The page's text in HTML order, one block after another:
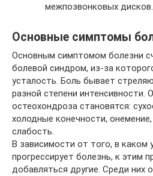
межпозвонковых дисков.
Основные симптомы
Основным симптомом болезни
болевой синдром, из-за
усталость. Боль бывает
разной степени
остеохондроза становятся:
холодные конечности,
слабость.
В зависимости от того, в каком
прогрессирует болезнь, к этим
добавляться другие. Среди них